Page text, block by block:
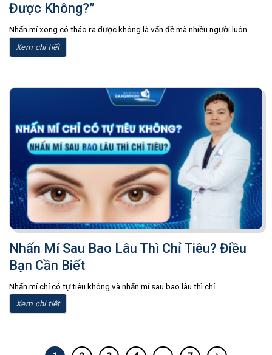
Được Không?”
Nhấn mí xong có tháo ra được không là vấn đề mà nhiều người luôn...
Xem chi tiết
Nhấn Mí Sau Bao Lâu Thì Chỉ Tiêu? Điều
Bạn Cần Biết
Nhấn mí chỉ có tự tiêu không và nhấn mí sau bao lâu thì chỉ...
Xem chi tiết